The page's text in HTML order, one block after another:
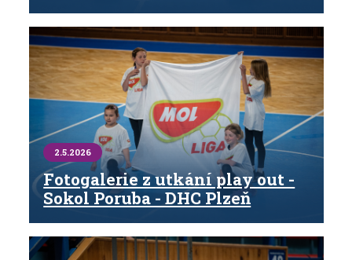
2.5.2026
Fotogalerie z utkání play out -
Sokol Poruba - DHC Plzeň